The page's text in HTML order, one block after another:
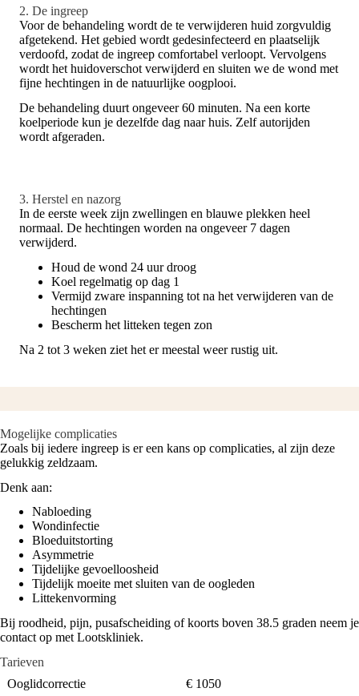
2. De ingreep
Voor de behandeling wordt de te verwijderen huid zorgvuldig
afgetekend. Het gebied wordt gedesinfecteerd en plaatselijk
verdoofd, zodat de ingreep comfortabel verloopt. Vervolgens
wordt het huidoverschot verwijderd en sluiten we de wond met
fijne hechtingen in de natuurlijke oogplooi.
De behandeling duurt ongeveer 60 minuten. Na een korte
koelperiode kun je dezelfde dag naar huis. Zelf autorijden
wordt afgeraden.
3. Herstel en nazorg
In de eerste week zijn zwellingen en blauwe plekken heel
normaal. De hechtingen worden na ongeveer 7 dagen
verwijderd.
Houd de wond 24 uur droog
Koel regelmatig op dag 1
Vermijd zware inspanning tot na het verwijderen van de
hechtingen
Bescherm het litteken tegen zon
Na 2 tot 3 weken ziet het er meestal weer rustig uit.
Mogelijke complicaties
Zoals bij iedere ingreep is er een kans op complicaties, al zijn deze
gelukkig zeldzaam.
Denk aan:
Nabloeding
Wondinfectie
Bloeduitstorting
Asymmetrie
Tijdelijke gevoelloosheid
Tijdelijk moeite met sluiten van de oogleden
Littekenvorming
Bij roodheid, pijn, pusafscheiding of koorts boven 38.5 graden neem je
contact op met Lootskliniek.
Tarieven
Ooglidcorrectie
€ 1050